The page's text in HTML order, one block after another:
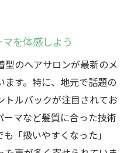
を体感しよう
のヘアサロンが最新のメ
す。特に、地元で話題の
トルバックが注目されてお
ーマなど髪質に合った技術
「扱いやすくなった」